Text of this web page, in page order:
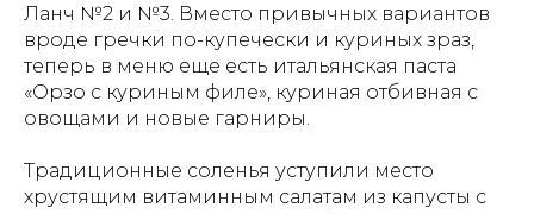
Ланч №2 и №3. Вместо привычных вариантов
вроде гречки по-купечески и куриных зраз,
теперь в меню еще есть итальянская паста
«Орзо с куриным филе», куриная отбивная с
овощами и новые гарниры.
Традиционные соленья уступили место
хрустящим витаминным салатам из капусты с